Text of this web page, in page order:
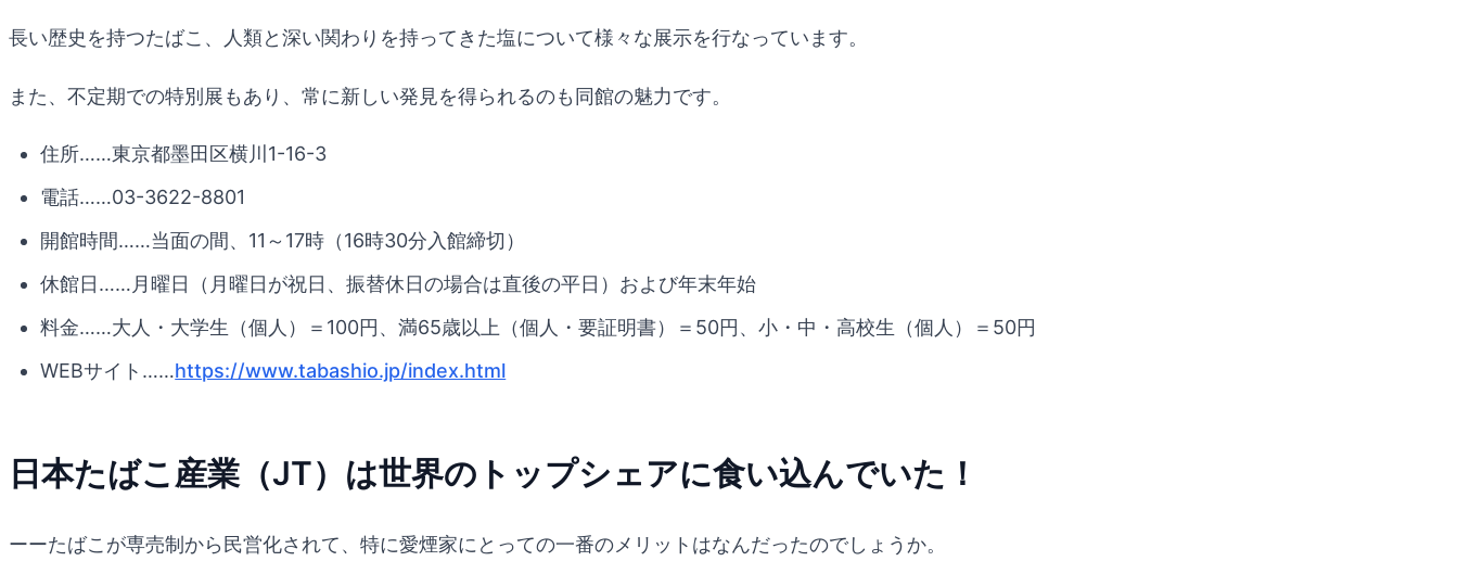
長い歴史を持つたばこ、人類と深い関わりを持ってきた塩について様々な展示を行なっています。
また、不定期での特別展もあり、常に新しい発見を得られるのも同館の魅力です。
住所……東京都墨田区横川1-16-3
電話……03-3622-8801
開館時間……当面の間、11～17時（16時30分入館締切）
休館日……月曜日（月曜日が祝日、振替休日の場合は直後の平日）および年末年始
料金……大人・大学生（個人）＝100円、満65歳以上（個人・要証明書）＝50円、小・中・高校生（個人）＝50円
WEBサイト……https://www.tabashio.jp/index.html
日本たばこ産業（JT）は世界のトップシェアに食い込んでいた！
ーーたばこが専売制から民営化されて、特に愛煙家にとっての一番のメリットはなんだったのでしょうか。